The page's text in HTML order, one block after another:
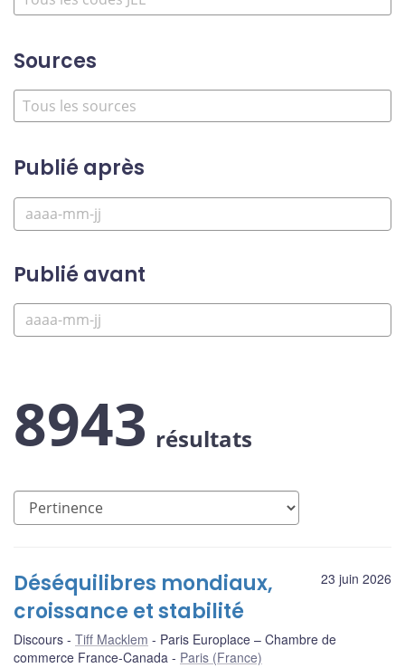
Sources
Publié après
Publié avant
8943 résultats
23 juin 2026
Déséquilibres mondiaux,
croissance et stabilité
Discours Tiff Macklem
Paris Europlace – Chambre de
commerce France-Canada
Paris (France)